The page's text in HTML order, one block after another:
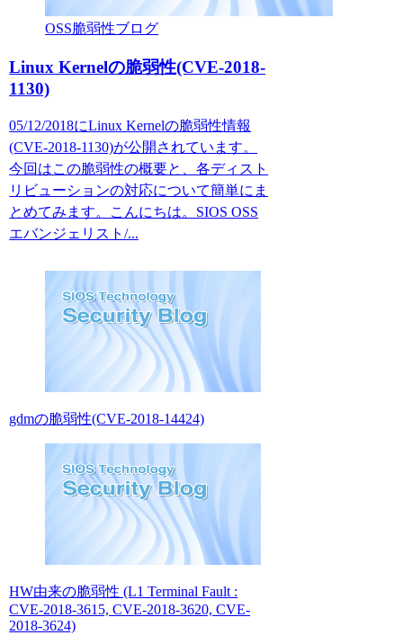
OSS脆弱性ブログ
Linux Kernelの脆弱性(CVE-2018-
1130)
05/12/2018にLinux Kernelの脆弱性情報
(CVE-2018-1130)が公開されています。
今回はこの脆弱性の概要と、各ディスト
リビューションの対応について簡単にま
とめてみます。こんにちは。SIOS OSS
エバンジェリスト/...
gdmの脆弱性(CVE-2018-14424)
HW由来の脆弱性 (L1 Terminal Fault :
CVE-2018-3615, CVE-2018-3620, CVE-
2018-3624)